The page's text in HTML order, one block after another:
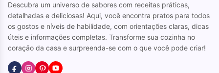
Descubra um universo de sabores com receitas práticas,
detalhadas e deliciosas! Aqui, você encontra pratos para todos
os gostos e níveis de habilidade, com orientações claras, dicas
úteis e informações completas. Transforme sua cozinha no
coração da casa e surpreenda-se com o que você pode criar!